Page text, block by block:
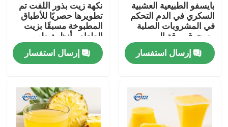
المنزل
فيديوهات
بايسفو الطبيعية العشبية
السكري في الدم التحكم
في المشروبات الصلبة
مسحوق ورقة المربى
جذر كودزو الجينسنغ
جوجي التوت بذور كاسيا
لدعم الجلوكوز الصحية
إرسال استفسار
نكهة زيت بذور اللفت تم
تطويرها حصريًا للأطباق
المطبوخة مسبقًا بزيت
الطعام وأنظمة طهي
الطعام الصينية
إرسال استفسار